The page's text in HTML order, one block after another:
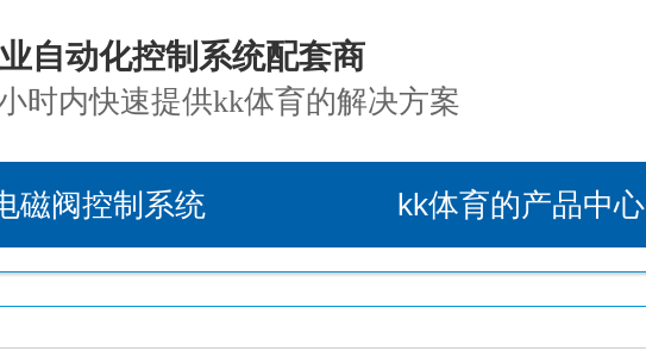
自动化控制系统配套商
时内快速提供kk体育的解决方案
磁阀控制系统 kk体育的产品中心